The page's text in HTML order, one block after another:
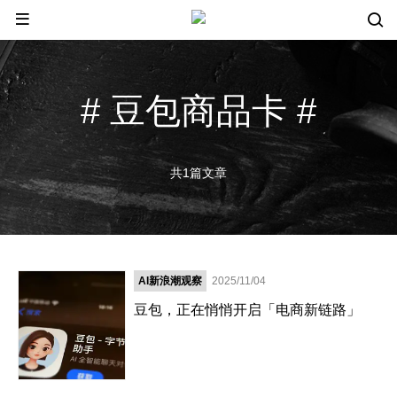
# 豆包商品卡 #
共1篇文章
AI新浪潮观察 2025/11/04
豆包，正在悄悄开启「电商新链路」